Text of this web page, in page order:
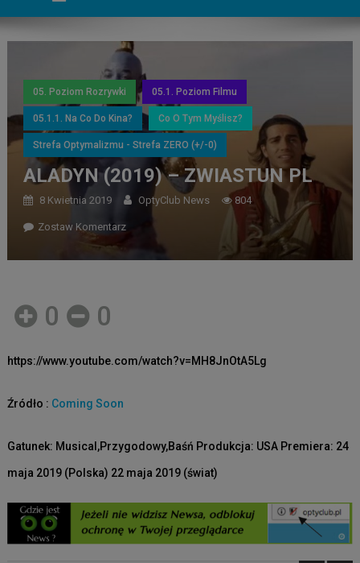
05. Poziom Rozrywki 05.1. Poziom Filmu
05.1.1. Na Co Do Kina? Co O Tym Myślisz?
Strefa Optymalizmu - Strefa ZERO (+/-0)
ALADYN (2019) – ZWIASTUN PL
8 Kwietnia 2019 OptyClub News 804
Zostaw Komentarz
0 0
https://www.youtube.com/watch?v=MH8JnOtA5Lg
Źródło : Coming Soon
Gatunek: Musical,Przygodowy,Baśń Produkcja: USA Premiera: 24
maja 2019 (Polska) 22 maja 2019 (świat)